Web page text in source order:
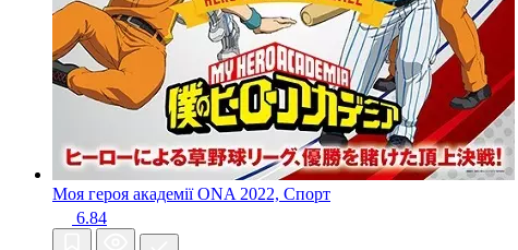
Моя героя академії ONA 2022, Спорт
6.84